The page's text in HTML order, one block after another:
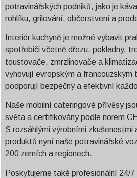
potravinářských podniků, jako je
rohlíku, grilování, občerstvení a
Interiér kuchyně je možné vybavit
spotřebiči včetně dřezu, pokladny,
toustovače, zmrzlinovače a
vyhovují evropským a francouzským
podporují bezpečný a efektivní
Naše mobilní cateringové přívěsy
světa a certifikovány podle norem
S rozsáhlými výrobními zkušenostmi
produktů nyní naše potravinářské
200 zemích a regionech.
Poskytujeme také profesionální 24/